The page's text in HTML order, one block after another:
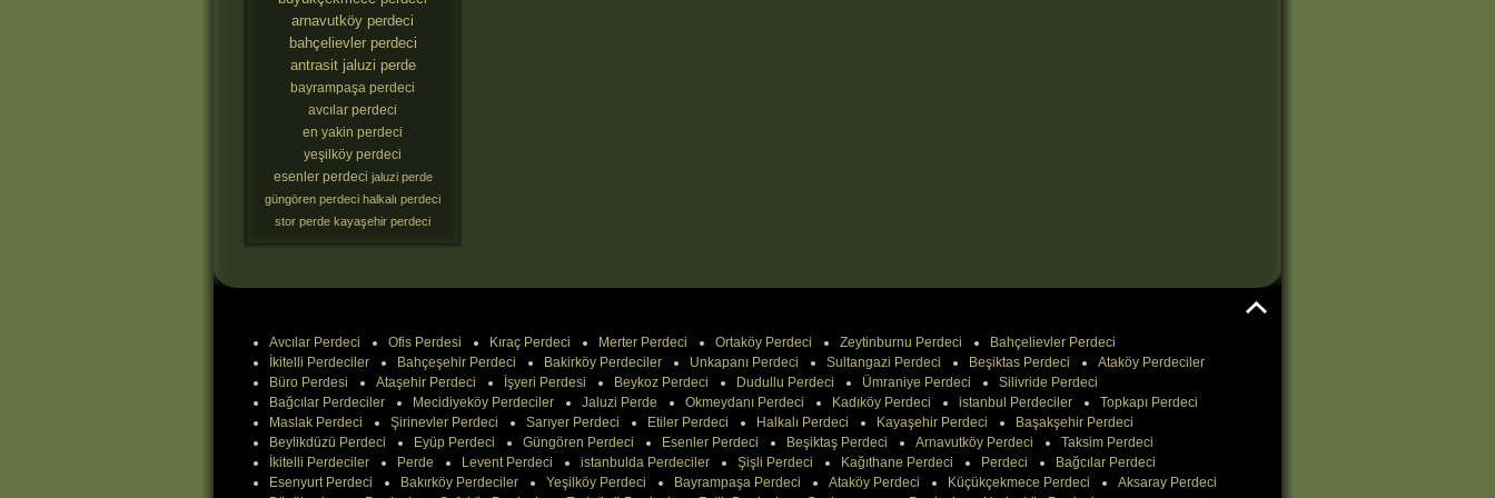
arnavutköy perdeci
bahçelievler perdeci
antrasit jaluzi perde
bayrampaşa perdeci
avcılar perdeci
en yakin perdeci
yeşilköy perdeci
esenler perdeci jaluzi perde
güngören perdeci halkalı perdeci
stor perde kayaşehir perdeci
Avcılar Perdeci Ofis Perdesi Kıraç Perdeci Merter Perdeci Ortaköy Perdeci Zeytinburnu Perdeci
Bahçelievler Perdeci
İkitelli Perdeciler
Bahçeşehir Perdeci Bakirköy Perdeciler Unkapanı Perdeci Sultangazi Perdeci Beşiktas Perdeci
Ataköy Perdeciler
Büro Perdesi
Ataşehir Perdeci İşyeri Perdesi Beykoz Perdeci Dudullu Perdeci Ümraniye Perdeci
Silivride Perdeci
Bağcılar Perdeciler
Mecidiyeköy Perdeciler Jaluzi Perde Okmeydanı Perdeci Kadıköy Perdeci istanbul Perdeciler
Topkapı Perdeci
Maslak Perdeci
Şirinevler Perdeci Sarıyer Perdeci Etiler Perdeci Halkalı Perdeci Kayaşehir Perdeci
Başakşehir Perdeci
Beylikdüzü Perdeci
Eyüp Perdeci Güngören Perdeci Esenler Perdeci Beşiktaş Perdeci Arnavutköy Perdeci
Taksim Perdeci
İkitelli Perdeciler
Perde Levent Perdeci istanbulda Perdeciler Şişli Perdeci Kağıthane Perdeci Perdeci
Bağcılar Perdeci
Esenyurt Perdeci
Bakırköy Perdeciler Yeşilköy Perdeci Bayrampaşa Perdeci Ataköy Perdeci Küçükçekmece Perdeci
Aksaray Perdeci